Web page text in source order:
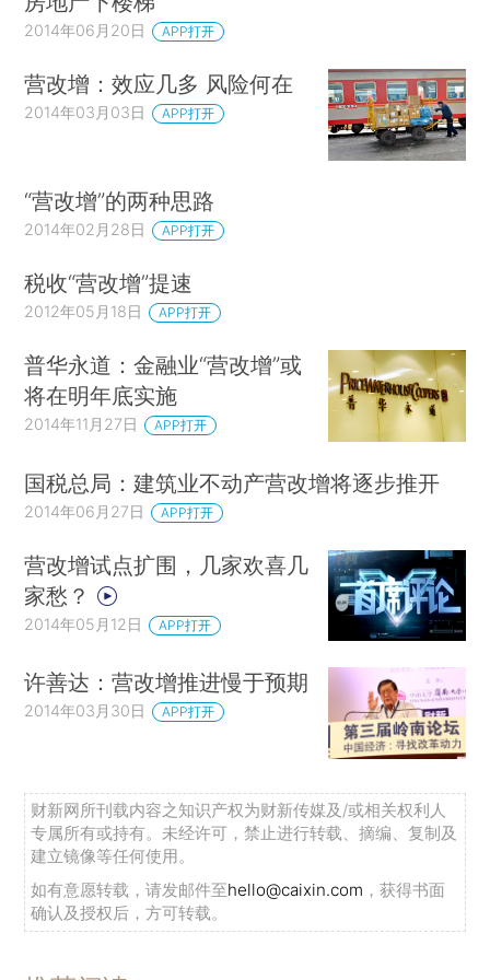
2014年06月20日 APP打开
营改增：效应几多 风险何在
2014年03月03日 APP打开
“营改增”的两种思路
2014年02月28日 APP打开
税收“营改增”提速
2012年05月18日 APP打开
普华永道：金融业“营改增”或
将在明年底实施
2014年11月27日 APP打开
国税总局：建筑业不动产营改增将逐步推开
2014年06月27日 APP打开
营改增试点扩围，几家欢喜几
家愁？
2014年05月12日 APP打开
许善达：营改增推进慢于预期
2014年03月30日 APP打开
财新网所刊载内容之知识产权为财新传媒及/或相关权利人
专属所有或持有。未经许可，禁止进行转载、摘编、复制及
建立镜像等任何使用。
如有意愿转载，请发邮件至hello@caixin.com ，获得书面
确认及授权后，方可转载。